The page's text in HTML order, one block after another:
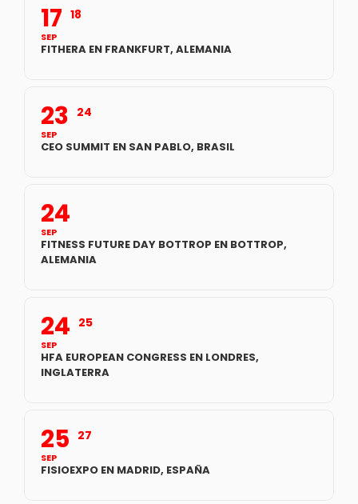
17
SEP
18
FITHERA EN FRANKFURT, ALEMANIA
23
SEP
24
CEO SUMMIT EN SAN PABLO, BRASIL
24
SEP
FITNESS FUTURE DAY BOTTROP EN BOTTROP,
ALEMANIA
24
SEP
25
HFA EUROPEAN CONGRESS EN LONDRES,
INGLATERRA
25
SEP
27
FISIOEXPO EN MADRID, ESPAÑA